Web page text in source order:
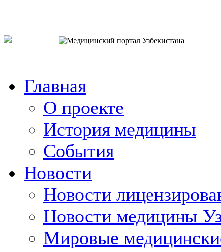
Главная
О проекте
История медицины
События
Новости
Новости
Новости медицины
Мировые